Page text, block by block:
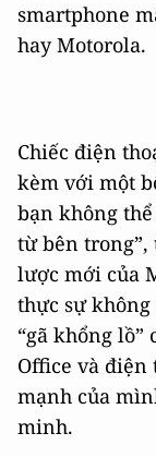
smartphone
hay Motorola.
Chiếc điện
kèm với một
bạn không
từ bên trong”,
lược mới của
thực sự
“gã khổng lồ”
Office và điện
mạnh của
minh.